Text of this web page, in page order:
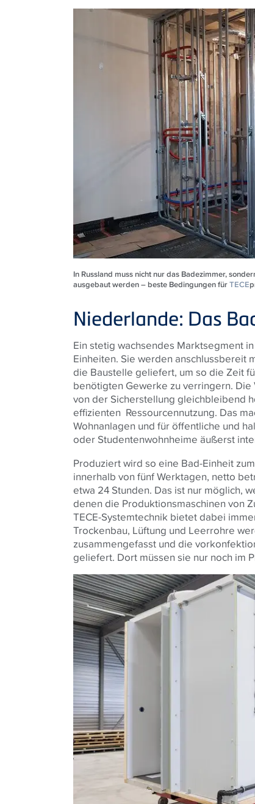
In Russland muss nicht nur das Badezimmer,
ausgebaut werden – beste Bedingungen fürTECE
Niederlande: Das
Ein stetig wachsendes Marktsegment
Einheiten. Sie werden anschlussbereit
die Baustelle geliefert, um so die Zeit
benötigten Gewerke zu verringern.
von der Sicherstellung gleichbleibend
effizienten Ressourcennutzung. Das
Wohnanlagen und für öffentliche und
oder Studentenwohnheime äußerst
Produziert wird so eine Bad-Einheit
innerhalb von fünf Werktagen, netto
etwa 24 Stunden. Das ist nur möglich,
denen die Produktionsmaschinen von
TECE-Systemtechnik bietet dabei
Trockenbau, Lüftung und Leerrohre
zusammengefasst und die
geliefert. Dort müssen sie nur noch im